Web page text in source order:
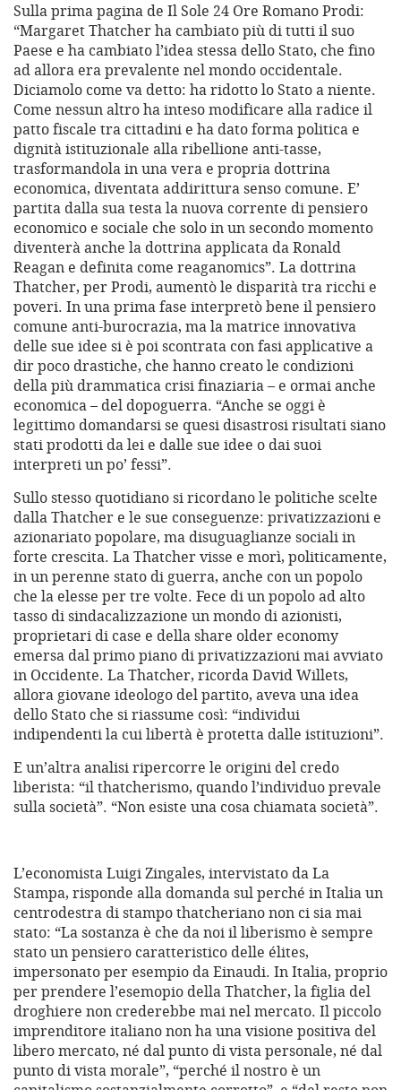
Sulla prima pagina de Il Sole 24 Ore Romano Prodi:
“Margaret Thatcher ha cambiato più di tutti il suo
Paese e ha cambiato l’idea stessa dello Stato, che fino
ad allora era prevalente nel mondo occidentale.
Diciamolo come va detto: ha ridotto lo Stato a niente.
Come nessun altro ha inteso modificare alla radice il
patto fiscale tra cittadini e ha dato forma politica e
dignità istituzionale alla ribellione anti-tasse,
trasformandola in una vera e propria dottrina
economica, diventata addirittura senso comune. E’
partita dalla sua testa la nuova corrente di pensiero
economico e sociale che solo in un secondo momento
diventerà anche la dottrina applicata da Ronald
Reagan e definita come reaganomics”. La dottrina
Thatcher, per Prodi, aumentò le disparità tra ricchi e
poveri. In una prima fase interpretò bene il pensiero
comune anti-burocrazia, ma la matrice innovativa
delle sue idee si è poi scontrata con fasi applicative a
dir poco drastiche, che hanno creato le condizioni
della più drammatica crisi finaziaria – e ormai anche
economica – del dopoguerra. “Anche se oggi è
legittimo domandarsi se quesi disastrosi risultati siano
stati prodotti da lei e dalle sue idee o dai suoi
interpreti un po’ fessi”.
Sullo stesso quotidiano si ricordano le politiche scelte
dalla Thatcher e le sue conseguenze: privatizzazioni e
azionariato popolare, ma disuguaglianze sociali in
forte crescita. La Thatcher visse e morì, politicamente,
in un perenne stato di guerra, anche con un popolo
che la elesse per tre volte. Fece di un popolo ad alto
tasso di sindacalizzazione un mondo di azionisti,
proprietari di case e della share older economy
emersa dal primo piano di privatizzazioni mai avviato
in Occidente. La Thatcher, ricorda David Willets,
allora giovane ideologo del partito, aveva una idea
dello Stato che si riassume così: “individui
indipendenti la cui libertà è protetta dalle istituzioni”.
E un’altra analisi ripercorre le origini del credo
liberista: “il thatcherismo, quando l’individuo prevale
sulla società”. “Non esiste una cosa chiamata società”.
L’economista Luigi Zingales, intervistato da La
Stampa, risponde alla domanda sul perché in Italia un
centrodestra di stampo thatcheriano non ci sia mai
stato: “La sostanza è che da noi il liberismo è sempre
stato un pensiero caratteristico delle élites,
impersonato per esempio da Einaudi. In Italia, proprio
per prendere l’esemopio della Thatcher, la figlia del
droghiere non crederebbe mai nel mercato. Il piccolo
imprenditore italiano non ha una visione positiva del
libero mercato, né dal punto di vista personale, né dal
punto di vista morale”, “perché il nostro è un